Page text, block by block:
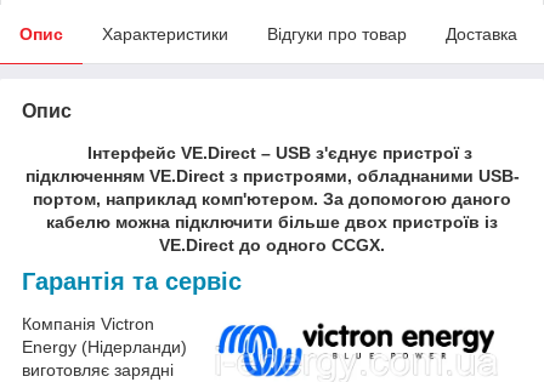
Опис Характеристики Відгуки про товар Доставка
Опис
Інтерфейс VE.Direct – USB з'єднує пристрої з
підключенням VE.Direct з пристроями, обладнаними USB-
портом, наприклад комп'ютером. За допомогою даного
кабелю можна підключити більше двох пристроїв із
VE.Direct до одного CCGX.
Гарантія та сервіс
Компанія Victron
Energy (Нідерланди)
виготовляє зарядні